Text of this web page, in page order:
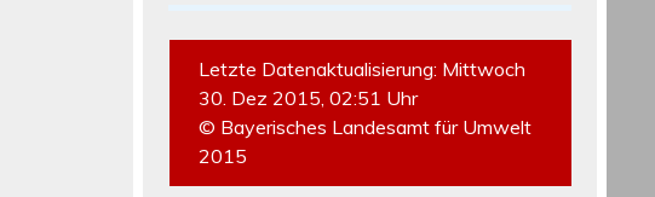
Letzte Datenaktualisierung: Mittwoch
30. Dez 2015, 02:51 Uhr
© Bayerisches Landesamt für Umwelt
2015